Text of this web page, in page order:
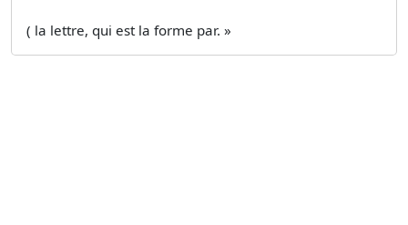
( la lettre, qui est la forme par. »